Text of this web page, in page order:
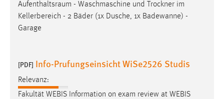
Aufenthaltsraum - Waschmaschine und Trockner im
Kellerbereich - 2 Bäder (1x Dusche, 1x Badewanne) -
Garage
[PDF] Info-Prufungseinsicht WiSe2526 Studis
Relevanz:
Fakultät WEBIS Information on exam review at WEBIS